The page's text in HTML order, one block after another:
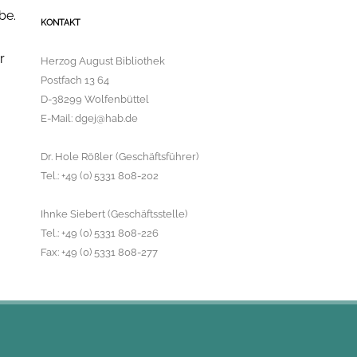
g
n
i
s
f
ü
r
KONTAKT
Herzog August Bibliothek
Postfach 13 64
D-38299 Wolfenbüttel
E-Mail: dgej@hab.de
Dr. Hole Rößler (Geschäftsführer)
Tel.: +49 (0) 5331 808-202
Ihnke Siebert (Geschäftsstelle)
Tel.: +49 (0) 5331 808-226
Fax: +49 (0) 5331 808-277